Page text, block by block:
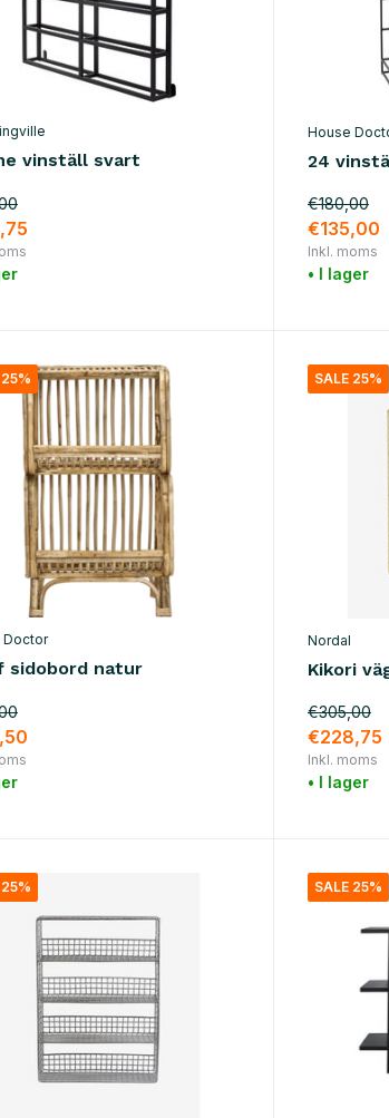
vinställ svart
House
24
€180,00
€135,00
Inkl. moms
• I lager
Doctor
sidobord natur
SALE 25%
Nordal
Kikori
€305,00
€228,75
Inkl. moms
• I lager
SALE 25%